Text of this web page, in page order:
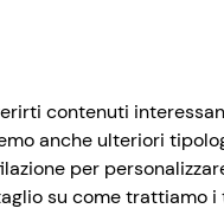
contenuti
anche ulteriori
per
su come trattiamo